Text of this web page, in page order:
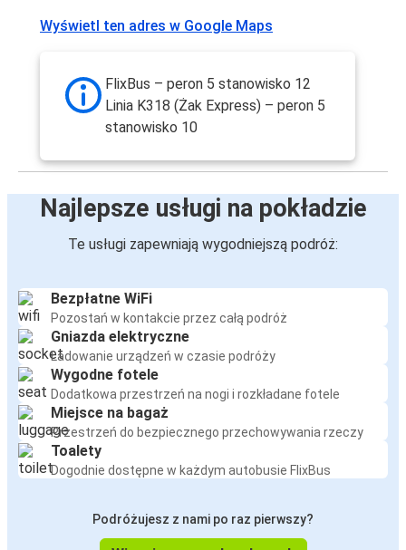
Wyświetl ten adres w Google Maps
FlixBus – peron 5 stanowisko 12
Linia K318 (Żak Express) – peron 5
stanowisko 10
Najlepsze usługi na pokładzie
Te usługi zapewniają wygodniejszą podróż:
Bezpłatne WiFi
Pozostań w kontakcie przez całą podróż
Gniazda elektryczne
Ładowanie urządzeń w czasie podróży
Wygodne fotele
Dodatkowa przestrzeń na nogi i rozkładane fotele
Miejsce na bagaż
Przestrzeń do bezpiecznego przechowywania rzeczy
Toalety
Dogodnie dostępne w każdym autobusie FlixBus
Podróżujesz z nami po raz pierwszy?